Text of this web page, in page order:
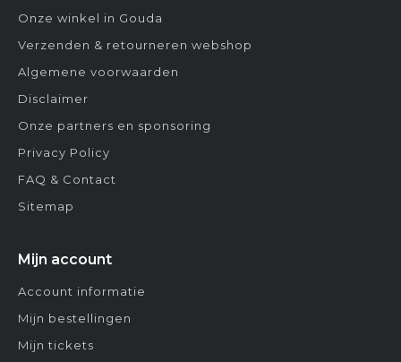
Onze winkel in Gouda
Verzenden & retourneren webshop
Algemene voorwaarden
Disclaimer
Onze partners en sponsoring
Privacy Policy
FAQ & Contact
Sitemap
Mijn account
Account informatie
Mijn bestellingen
Mijn tickets